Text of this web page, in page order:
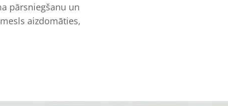
pārsniegšanu un
aizdomāties,